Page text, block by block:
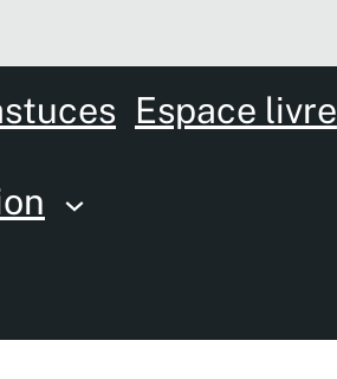
Espace livre